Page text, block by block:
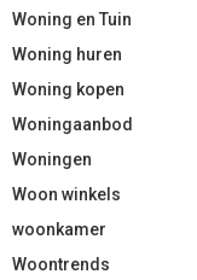
Woning en Tuin
Woning huren
Woning kopen
Woningaanbod
Woningen
Woon winkels
woonkamer
Woontrends